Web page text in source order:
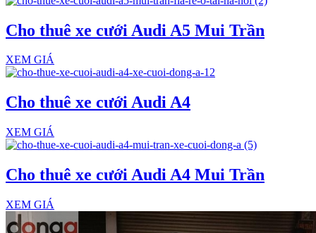
Cho thuê xe cưới Audi A5 Mui Trần
XEM GIÁ
Cho thuê xe cưới Audi A4
XEM GIÁ
Cho thuê xe cưới Audi A4 Mui Trần
XEM GIÁ